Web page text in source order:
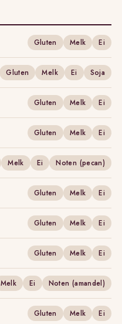
Gluten Melk Ei
Gluten Melk Ei Soja
Gluten Melk Ei
Gluten Melk Ei
Melk Ei Noten (pecan)
Gluten Melk Ei
Gluten Melk Ei
Gluten Melk Ei
Melk Ei Noten (amandel)
Gluten Melk Ei